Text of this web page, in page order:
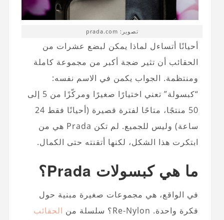
تصوير: prada.com
أحيانًا أتساءل لماذا يمكن لبضع عشرات من
الحقائب أن تثير ضجة أكبر من مجموعة كاملة
ومنتظمة. الجواب يكمن في الاسم نفسه:
“كبسولة” تعني اختيارًا صغيرًا ومركّزًا من 5 إلى
50 منتجًا، متاحًا لفترة قصيرة (أحيانًا فقط 24
ساعة) وليس للجميع. لم تكن Prada هي من
ابتكرت هذا الشكل، لكنها أتقنته حتى الكمال.
ما هي كبسولات Prada؟
في الواقع، هي مجموعات صغيرة مبنية حول
فكرة واحدة. Re-Nylon؟ سلسلة من
الحقائب